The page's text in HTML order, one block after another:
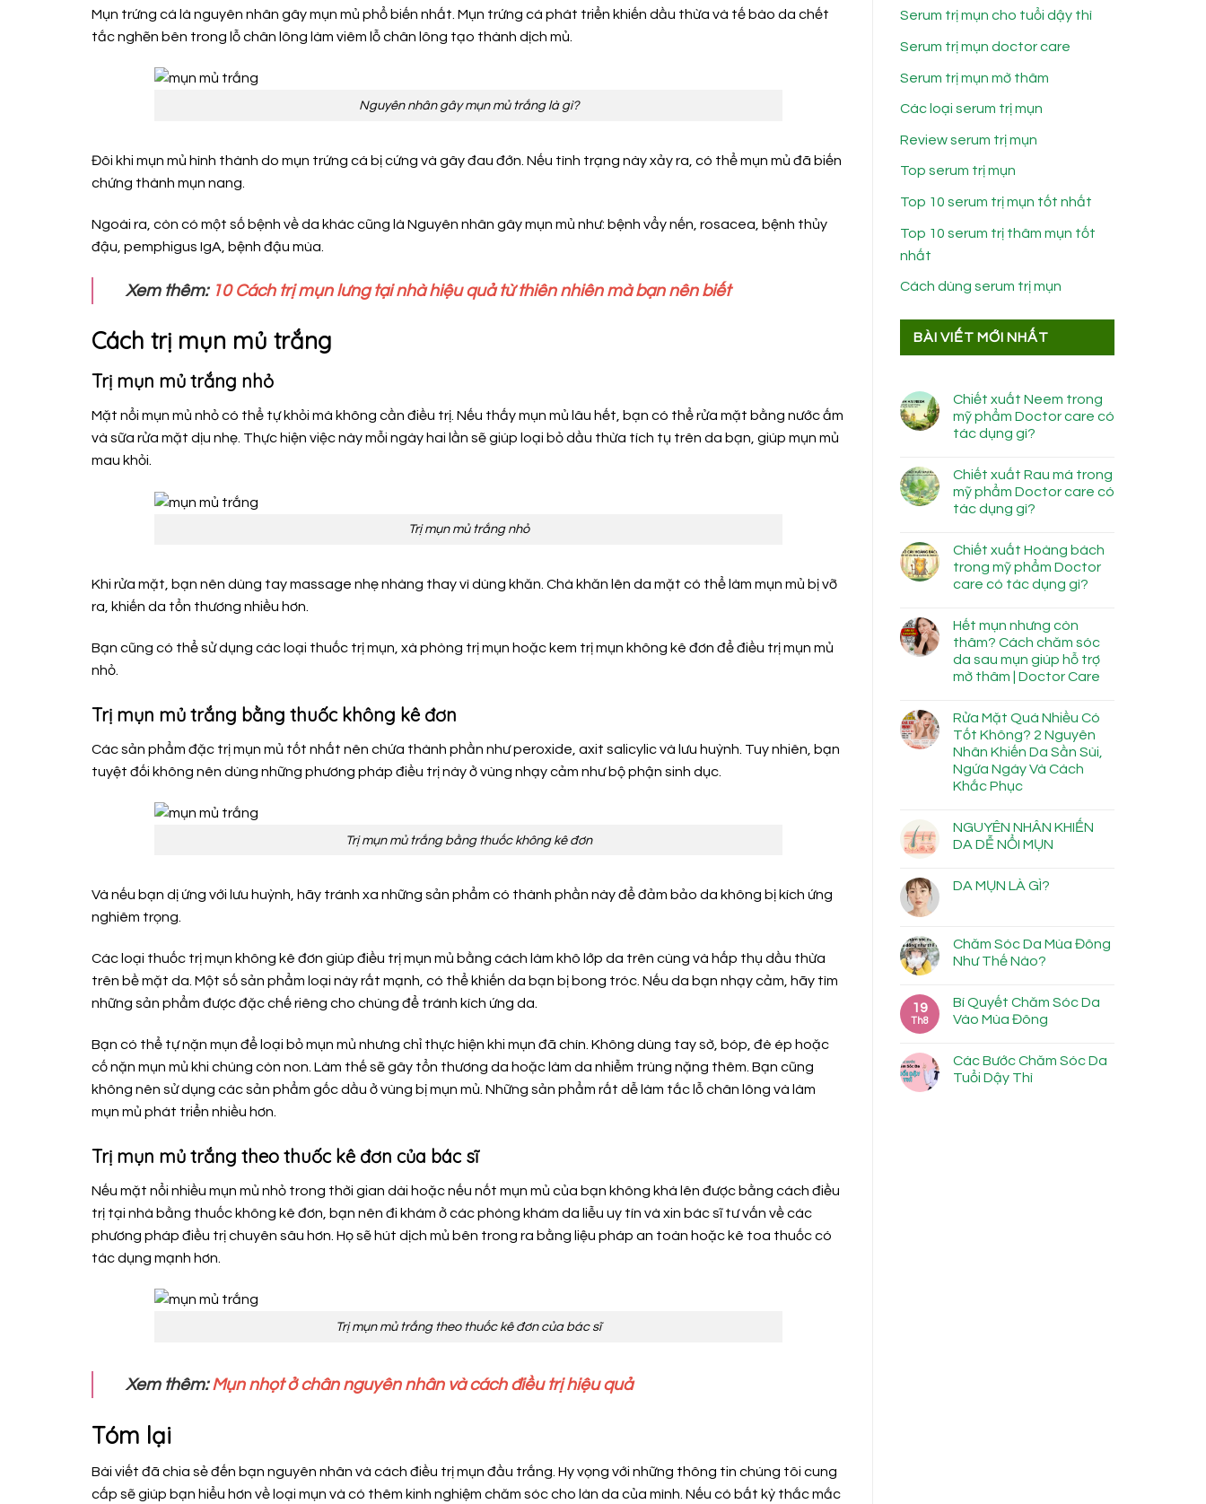
Mụn trứng cá là nguyên nhân gây mụn mủ phổ biến nhất. Mụn trứng cá phát triển khiến dầu thừa và tế bào da chết
tắc nghẽn bên trong lỗ chân lông làm viêm lỗ chân lông tạo thành dịch mủ.
Nguyên nhân gây mụn mủ trắng là gì?
Đôi khi mụn mủ hình thành do mụn trứng cá bị cứng và gây đau đớn. Nếu tình trạng này xảy ra, có thể mụn mủ đã biến
chứng thành mụn nang.
Ngoài ra, còn có một số bệnh về da khác cũng là Nguyên nhân gây mụn mủ như: bệnh vẩy nến, rosacea, bệnh thủy
đậu, pemphigus IgA, bệnh đậu mùa.
Xem thêm: 10 Cách trị mụn lưng tại nhà hiệu quả từ thiên nhiên mà bạn nên biết
Cách trị mụn mủ trắng
Trị mụn mủ trắng nhỏ
Mặt nổi mụn mủ nhỏ có thể tự khỏi mà không cần điều trị. Nếu thấy mụn mủ lâu hết, bạn có thể rửa mặt bằng nước ấm
và sữa rửa mặt dịu nhẹ. Thực hiện việc này mỗi ngày hai lần sẽ giúp loại bỏ dầu thừa tích tụ trên da bạn, giúp mụn mủ
mau khỏi.
Trị mụn mủ trắng nhỏ
Khi rửa mặt, bạn nên dùng tay massage nhẹ nhàng thay vì dùng khăn. Chà khăn lên da mặt có thể làm mụn mủ bị vỡ
ra, khiến da tổn thương nhiều hơn.
Bạn cũng có thể sử dụng các loại thuốc trị mụn, xà phòng trị mụn hoặc kem trị mụn không kê đơn để điều trị mụn mủ
nhỏ.
Trị mụn mủ trắng bằng thuốc không kê đơn
Các sản phẩm đặc trị mụn mủ tốt nhất nên chứa thành phần như peroxide, axit salicylic và lưu huỳnh. Tuy nhiên, bạn
tuyệt đối không nên dùng những phương pháp điều trị này ở vùng nhạy cảm như bộ phận sinh dục.
Trị mụn mủ trắng bằng thuốc không kê đơn
Và nếu bạn dị ứng với lưu huỳnh, hãy tránh xa những sản phẩm có thành phần này để đảm bảo da không bị kích ứng
nghiêm trọng.
Các loại thuốc trị mụn không kê đơn giúp điều trị mụn mủ bằng cách làm khô lớp da trên cùng và hấp thụ dầu thừa
trên bề mặt da. Một số sản phẩm loại này rất mạnh, có thể khiến da bạn bị bong tróc. Nếu da bạn nhạy cảm, hãy tìm
những sản phẩm được đặc chế riêng cho chúng để tránh kích ứng da.
Bạn có thể tự nặn mụn để loại bỏ mụn mủ nhưng chỉ thực hiện khi mụn đã chín. Không dùng tay sờ, bóp, đè ép hoặc
cố nặn mụn mủ khi chúng còn non. Làm thế sẽ gây tổn thương da hoặc làm da nhiễm trùng nặng thêm. Bạn cũng
không nên sử dụng các sản phẩm gốc dầu ở vùng bị mụn mủ. Những sản phẩm rất dễ làm tắc lỗ chân lông và làm
mụn mủ phát triển nhiều hơn.
Trị mụn mủ trắng theo thuốc kê đơn của bác sĩ
Nếu mặt nổi nhiều mụn mủ nhỏ trong thời gian dài hoặc nếu nốt mụn mủ của bạn không khá lên được bằng cách điều
trị tại nhà bằng thuốc không kê đơn, bạn nên đi khám ở các phòng khám da liễu uy tín và xin bác sĩ tư vấn về các
phương pháp điều trị chuyên sâu hơn. Họ sẽ hút dịch mủ bên trong ra bằng liệu pháp an toàn hoặc kê toa thuốc có
tác dụng mạnh hơn.
Trị mụn mủ trắng theo thuốc kê đơn của bác sĩ
Xem thêm:Mụn nhọt ở chân nguyên nhân và cách điều trị hiệu quả
Tóm lại
Bài viết đã chia sẻ đến bạn nguyên nhân và cách điều trị mụn đầu trắng. Hy vọng với những thông tin chúng tôi cung
cấp sẽ giúp bạn hiểu hơn về loại mụn và có thêm kinh nghiệm chăm sóc cho làn da của mình. Nếu có bất kỳ thắc mắc
Serum trị mụn cho tuổi dậy thì
Serum trị mụn doctor care
Serum trị mụn mờ thâm
Các loại serum trị mụn
Review serum trị mụn
Top serum trị mụn
Top 10 serum trị mụn tốt nhất
Top 10 serum trị thâm mụn tốt
nhất
Cách dùng serum trị mụn
BÀI VIẾT MỚI NHẤT
Chiết xuất Neem trong
mỹ phẩm Doctor care có
tác dụng gì?
Chiết xuất Rau má trong
mỹ phẩm Doctor care có
tác dụng gì?
Chiết xuất Hoàng bách
trong mỹ phẩm Doctor
care có tác dụng gì?
Hết mụn nhưng còn
thâm? Cách chăm sóc
da sau mụn giúp hỗ trợ
mờ thâm | Doctor Care
Rửa Mặt Quá Nhiều Có
Tốt Không? 2 Nguyên
Nhân Khiến Da Sần Sùi,
Ngứa Ngáy Và Cách
Khắc Phục
NGUYÊN NHÂN KHIẾN
DA DỄ NỔI MỤN
DA MỤN LÀ GÌ?
Chăm Sóc Da Mùa Đông
Như Thế Nào?
19
Th8
Bí Quyết Chăm Sóc Da
Vào Mùa Đông
Các Bước Chăm Sóc Da
Tuổi Dậy Thì